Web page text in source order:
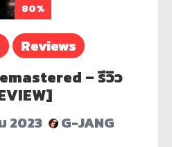
80%
Reviews
– รีวิว
2023
G-JANG